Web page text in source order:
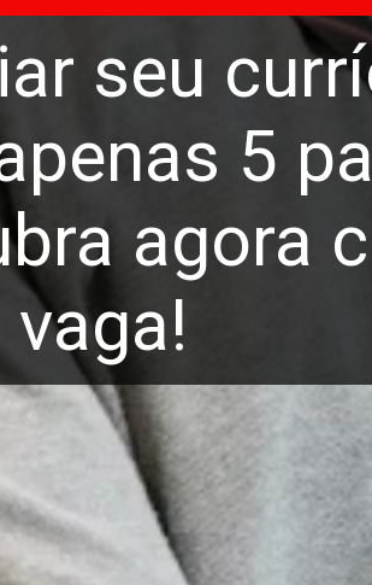
seu
5
agora